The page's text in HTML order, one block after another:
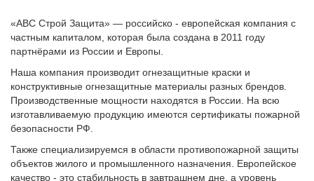
«АВС Строй Защита» — российско - европейская компания с
частным капиталом, которая была создана в 2011 году
партнёрами из России и Европы.
Наша компания производит огнезащитные краски и
конструктивные огнезащитные материалы разных брендов.
Производственные мощности находятся в России. На всю
изготавливаемую продукцию имеются сертификаты пожарной
безопасности РФ.
Также специализируемся в области противопожарной защиты
объектов жилого и промышленного назначения. Европейское
качество - это стабильность в завтрашнем дне, а уровень